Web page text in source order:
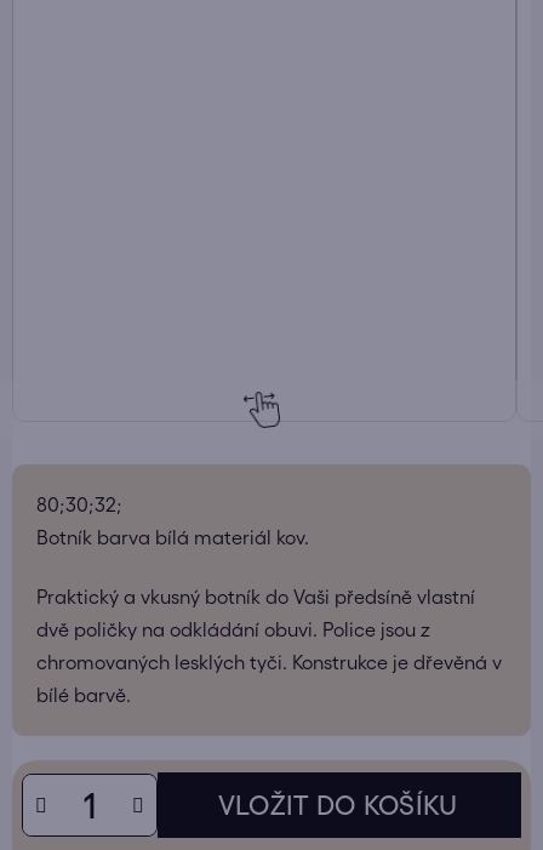
80;30;32;
Botník barva bílá materiál kov.
Praktický a vkusný botník do Vaši předsíně vlastní
dvě poličky na odkládání obuvi. Police jsou z
chromovaných lesklých tyči. Konstrukce je dřevěná v
bílé barvě.